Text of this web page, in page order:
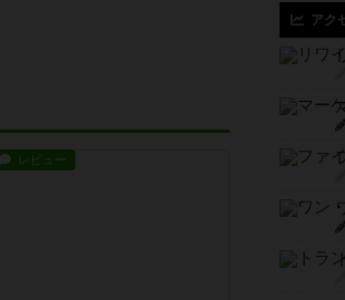
レビュー
アク